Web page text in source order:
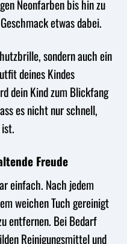
Neonfarben bis hin zu
etwas dabei.
sondern auch ein
deines Kindes
dein Kind zum Blickfang
es nicht nur schnell,
Freude
einfach. Nach jedem
weichen Tuch gereinigt
entfernen. Bei Bedarf
Reinigungsmittel und